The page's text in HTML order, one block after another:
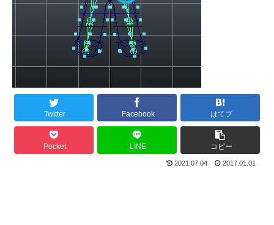
Twitter Facebook はてブ
Pocket LINE コピー
2021.07.04 2017.01.01